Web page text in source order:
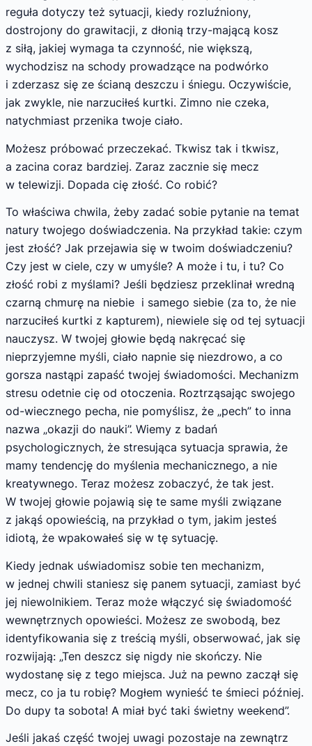
reguła dotyczy też sytuacji, kiedy rozluźniony,
dostrojony do grawitacji, z dłonią trzy-mającą kosz
z siłą, jakiej wymaga ta czynność, nie większą,
wychodzisz na schody prowadzące na podwórko
i zderzasz się ze ścianą deszczu i śniegu. Oczywiście,
jak zwykle, nie narzuciłeś kurtki. Zimno nie czeka,
natychmiast przenika twoje ciało.
Możesz próbować przeczekać. Tkwisz tak i tkwisz,
a zacina coraz bardziej. Zaraz zacznie się mecz
w telewizji. Dopada cię złość. Co robić?
To właściwa chwila, żeby zadać sobie pytanie na temat
natury twojego doświadczenia. Na przykład takie: czym
jest złość? Jak przejawia się w twoim doświadczeniu?
Czy jest w ciele, czy w umyśle? A może i tu, i tu? Co
złość robi z myślami? Jeśli będziesz przeklinał wredną
czarną chmurę na niebie i samego siebie (za to, że nie
narzuciłeś kurtki z kapturem), niewiele się od tej sytuacji
nauczysz. W twojej głowie będą nakręcać się
nieprzyjemne myśli, ciało napnie się niezdrowo, a co
gorsza nastąpi zapaść twojej świadomości. Mechanizm
stresu odetnie cię od otoczenia. Roztrząsając swojego
od-wiecznego pecha, nie pomyślisz, że „pech” to inna
nazwa „okazji do nauki”. Wiemy z badań
psychologicznych, że stresująca sytuacja sprawia, że
mamy tendencję do myślenia mechanicznego, a nie
kreatywnego. Teraz możesz zobaczyć, że tak jest.
W twojej głowie pojawią się te same myśli związane
z jakąś opowieścią, na przykład o tym, jakim jesteś
idiotą, że wpakowałeś się w tę sytuację.
Kiedy jednak uświadomisz sobie ten mechanizm,
w jednej chwili staniesz się panem sytuacji, zamiast być
jej niewolnikiem. Teraz może włączyć się świadomość
wewnętrznych opowieści. Możesz ze swobodą, bez
identyfikowania się z treścią myśli, obserwować, jak się
rozwijają: „Ten deszcz się nigdy nie skończy. Nie
wydostanę się z tego miejsca. Już na pewno zaczął się
mecz, co ja tu robię? Mogłem wynieść te śmieci później.
Do dupy ta sobota! A miał być taki świetny weekend”.
Jeśli jakaś część twojej uwagi pozostaje na zewnątrz